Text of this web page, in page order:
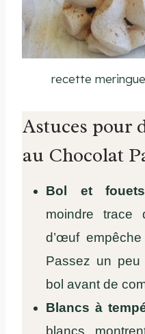
recette
Astuces pour
au Chocolat
Bol et fouets
moindre
d’œuf
Passez un
bol avant de
Blancs à
blancs